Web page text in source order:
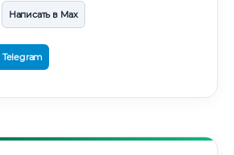
Написать в Max
Telegram